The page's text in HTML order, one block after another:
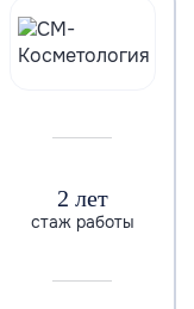
2 лет
стаж работы